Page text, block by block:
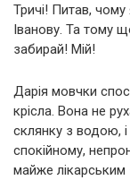
Тричі! Питав,
Іванову. Та тому
забирай! Мій!
Дарія мовчки
крісла. Вона не
склянку з водою,
спокійному,
майже